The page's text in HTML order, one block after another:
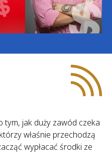
tym, jak duży zawód czeka
właśnie przechodzą
wypłacać środki ze